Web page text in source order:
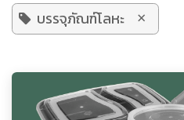
บรรจุภัณฑ์โลหะ
×